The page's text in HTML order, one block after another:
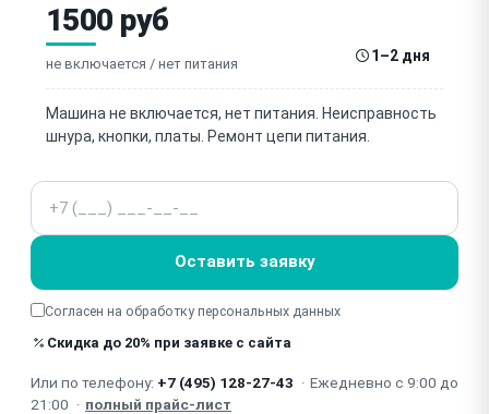
люка)
Течёт вода / протекает (манжета люка, шланги,
насос)
Ошибки / коды ошибок на дисплее
Не работает программатор / кнопки выбора
программ
Запах / неприятный запах из барабана (плесень,
Не сливается вода полностью / медленно сливает
Не вращается / медленно вращается барабан
(двигатель, ремень)
1500 руб
не включается / нет питания 1–2 дня
Машина не включается, нет питания. Неисправность
шнура, кнопки, платы. Ремонт цепи питания.
Телефон
Оставить заявку
Согласен на обработку персональных данных
Скидка до 20% при заявке с сайта
Или по телефону: +7 (495) 128-27-43 · Ежедневно с 9:00 до
21:00 · полный прайс-лист